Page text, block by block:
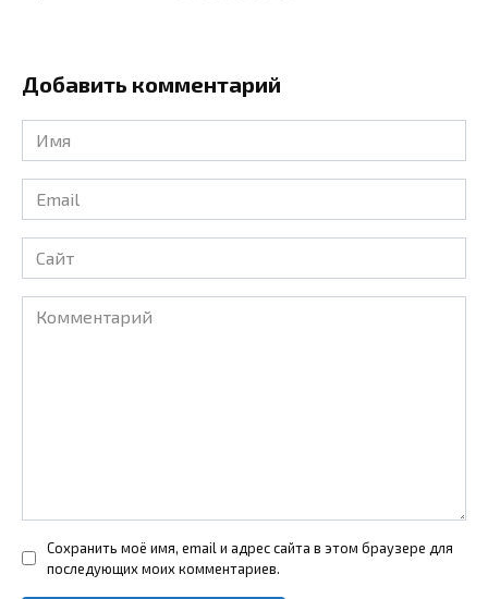
Добавить комментарий
Имя
*
Email
*
Сайт
Комментарий
Сохранить моё имя, email и адрес сайта в этом браузере для
последующих моих комментариев.